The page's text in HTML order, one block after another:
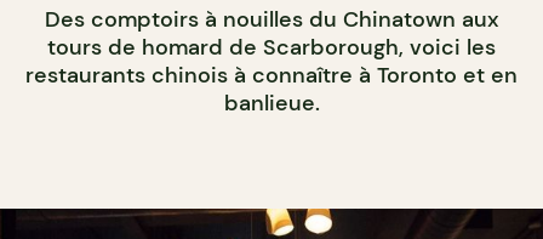
Des comptoirs à nouilles du Chinatown aux
tours de homard de Scarborough, voici les
restaurants chinois à connaître à Toronto et en
banlieue.